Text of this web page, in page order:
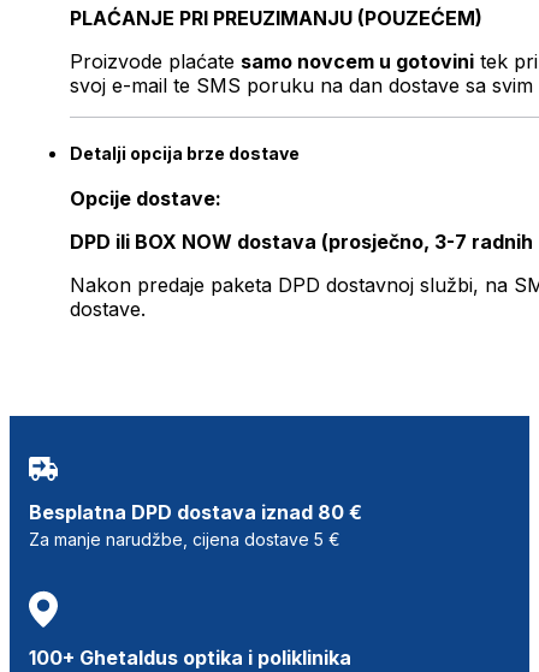
PLAĆANJE PRI PREUZIMANJU (POUZEĆEM)
Proizvode plaćate samo novcem u gotovini tek
svoj e-mail te SMS poruku na dan dostave sa svim
Detalji opcija brze dostave
Opcije dostave:
DPD ili BOX NOW dostava (prosječno, 3-7 radnih
Nakon predaje paketa DPD dostavnoj službi, na
dostave.
Besplatna DPD dostava iznad 80 €
Za manje narudžbe, cijena dostave 5 €
100+ Ghetaldus optika i poliklinika